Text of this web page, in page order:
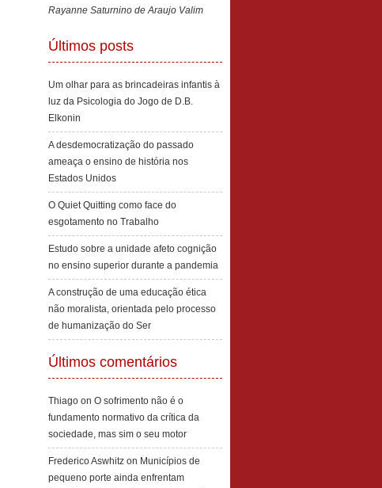
Rayanne Saturnino de Araujo Valim
Últimos posts
Um olhar para as brincadeiras infantis à
luz da Psicologia do Jogo de D.B.
Elkonin
A desdemocratização do passado
ameaça o ensino de história nos
Estados Unidos
O Quiet Quitting como face do
esgotamento no Trabalho
Estudo sobre a unidade afeto cognição
no ensino superior durante a pandemia
A construção de uma educação ética
não moralista, orientada pelo processo
de humanização do Ser
Últimos comentários
Thiago on O sofrimento não é o
fundamento normativo da crítica da
sociedade, mas sim o seu motor
Frederico Aswhitz on Municípios de
pequeno porte ainda enfrentam